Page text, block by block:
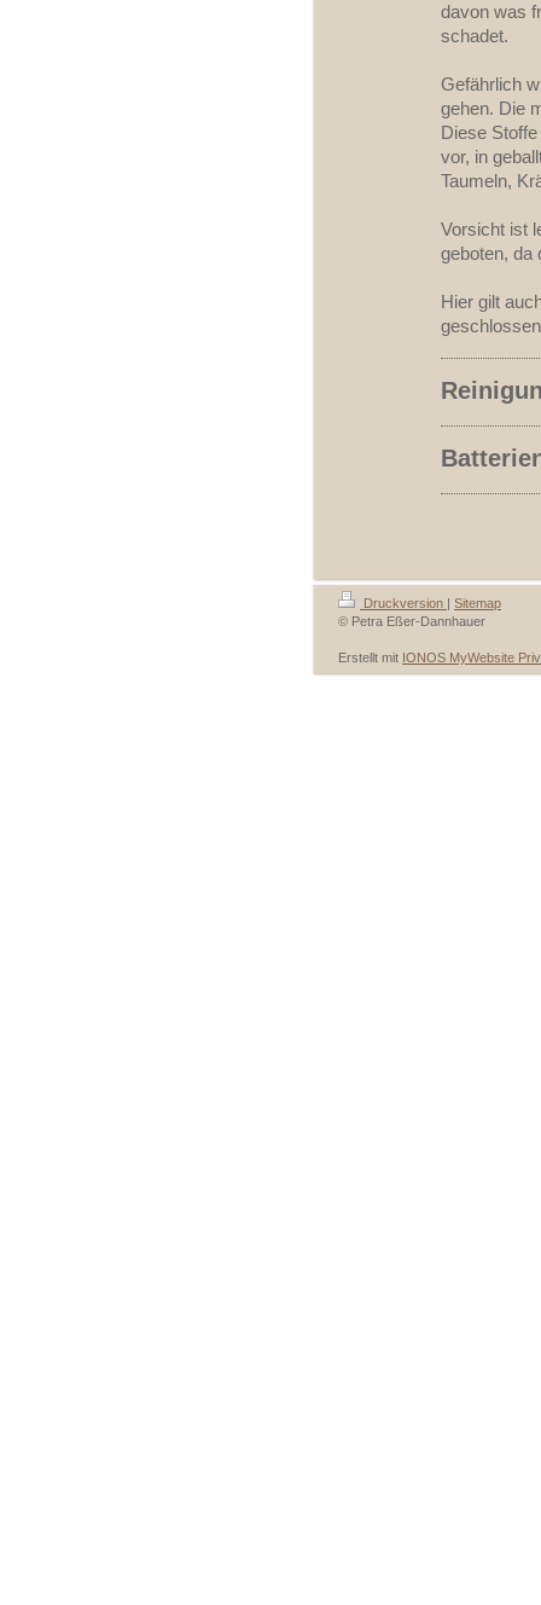
davon was
schadet.
Gefährlich
gehen. Die
Diese
vor, in
Taumeln,
Vorsicht ist
geboten, da
Hier gilt
Druckversion | Sitemap
© Petra Eßer-Dannhauer
Erstellt mit IONOS MyWebsite